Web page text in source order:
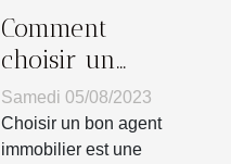
Comment
choisir un
bon agent
immobilier?
Samedi 05/08/2023
Choisir un bon agent
immobilier est une